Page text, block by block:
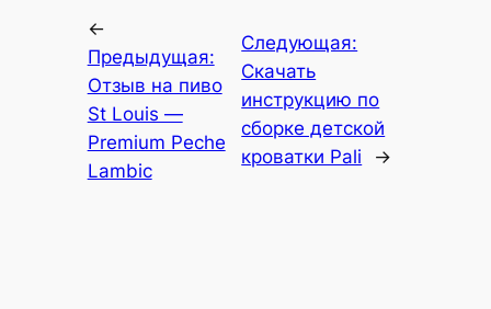
←
Предыдущая:
Отзыв на пиво
St Louis —
Premium Peche
Lambic
Следующая:
Скачать
инструкцию по
сборке детской
кроватки Pali
→